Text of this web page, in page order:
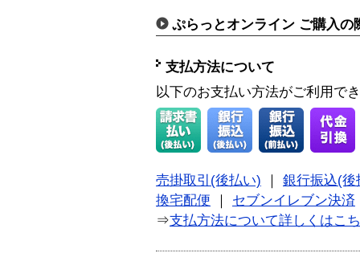
ぷらっとオンライン ご購入の
支払方法について
以下のお支払い方法がご利用で
売掛取引(後払い)
銀行振込(後
換宅配便
セブンイレブン決済
⇒支払方法について詳しくはこ